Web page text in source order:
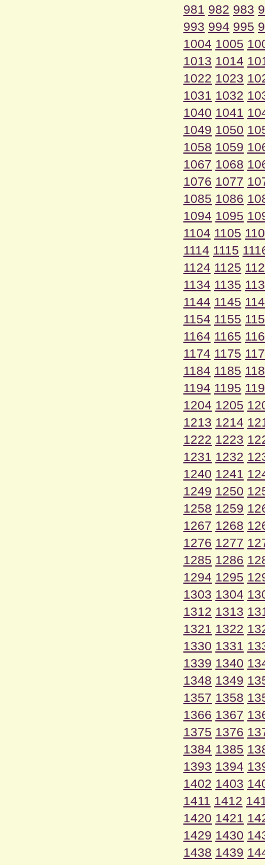
981 982 983
993 994 995
1004 1005
1013 1014
1022 1023
1031 1032
1040 1041
1049 1050
1058 1059
1067 1068
1076 1077
1085 1086
1094 1095
1104 1105
1114 1115
1124 1125
1134 1135
1144 1145
1154 1155
1164 1165
1174 1175
1184 1185
1194 1195
1204 1205
1213 1214
1222 1223
1231 1232
1240 1241
1249 1250
1258 1259
1267 1268
1276 1277
1285 1286
1294 1295
1303 1304
1312 1313
1321 1322
1330 1331
1339 1340
1348 1349
1357 1358
1366 1367
1375 1376
1384 1385
1393 1394
1402 1403
1411 1412
1420 1421
1429 1430
1438 1439